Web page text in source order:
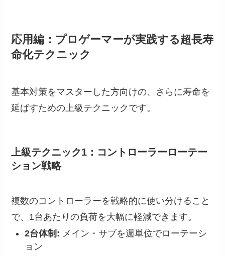
応用編：プロゲーマーが実践する超長寿
命化テクニック
基本対策をマスターした方向けの、さらに寿命を
延ばすための上級テクニックです。
上級テクニック1：コントローラーローテー
ション戦略
複数のコントローラーを戦略的に使い分けること
で、1台あたりの負荷を大幅に軽減できます。
2台体制: メイン・サブを週単位でローテーシ
ョン